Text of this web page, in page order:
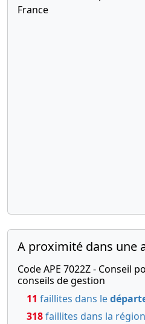
France
A proximité dans une
Code APE 7022Z - Conseil
conseils de gestion
11 faillites dans le
318faillites dans la région